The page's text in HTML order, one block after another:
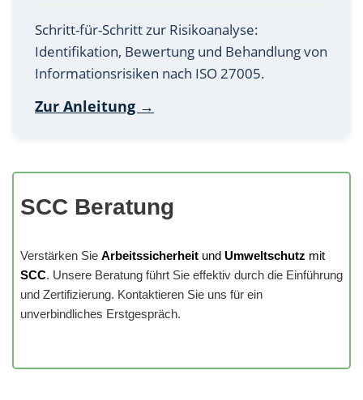
Schritt-für-Schritt zur Risikoanalyse:
Identifikation, Bewertung und Behandlung von
Informationsrisiken nach ISO 27005.
Zur Anleitung →
SCC Beratung
Verstärken Sie Arbeitssicherheit und Umweltschutz mit
SCC. Unsere Beratung führt Sie effektiv durch die Einführung
und Zertifizierung. Kontaktieren Sie uns für ein
unverbindliches Erstgespräch.